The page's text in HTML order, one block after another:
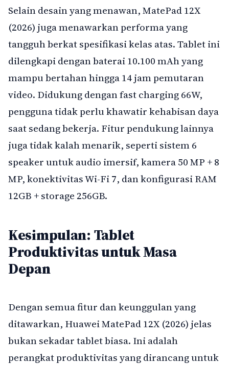
Selain desain yang menawan, MatePad 12X
(2026) juga menawarkan performa yang
tangguh berkat spesifikasi kelas atas. Tablet ini
dilengkapi dengan baterai 10.100 mAh yang
mampu bertahan hingga 14 jam pemutaran
video. Didukung dengan fast charging 66W,
pengguna tidak perlu khawatir kehabisan daya
saat sedang bekerja. Fitur pendukung lainnya
juga tidak kalah menarik, seperti sistem 6
speaker untuk audio imersif, kamera 50 MP + 8
MP, konektivitas Wi-Fi 7, dan konfigurasi RAM
12GB + storage 256GB.
Kesimpulan: Tablet
Produktivitas untuk Masa
Depan
Dengan semua fitur dan keunggulan yang
ditawarkan, Huawei MatePad 12X (2026) jelas
bukan sekadar tablet biasa. Ini adalah
perangkat produktivitas yang dirancang untuk